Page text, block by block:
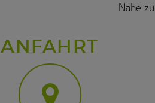
Nähe
ANFAHRT